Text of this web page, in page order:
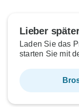
Lieber
Laden Sie das
starten Sie mit